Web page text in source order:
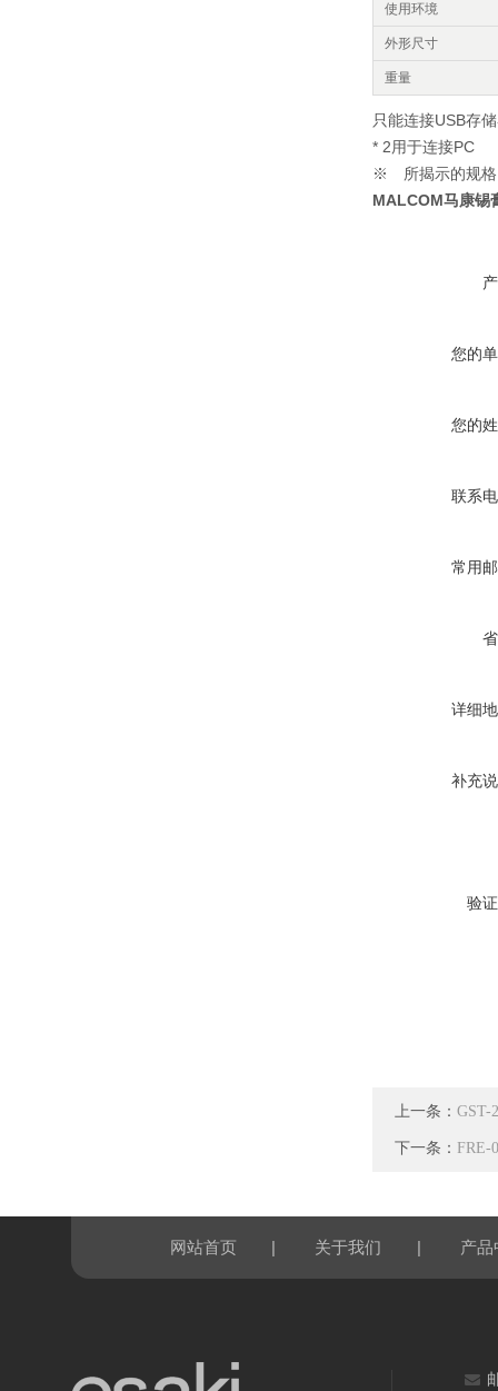
使用环境
外形尺寸
重量
只能连接USB存
* 2用于连接PC
※ 所揭示的规格
MALCOM马康锡
您的
您的
联系
常用
详细
补充
验
上一条： GST-
下一条： FRE-
网站首页 | 关于我们 | 产品